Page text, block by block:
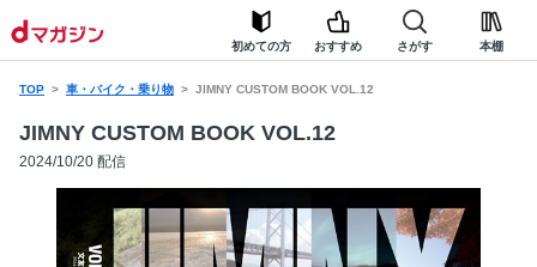
初めての方 おすすめ さがす 本棚
TOP 車・バイク・乗り物 JIMNY CUSTOM BOOK VOL.12
JIMNY CUSTOM BOOK VOL.12
2024/10/20 配信